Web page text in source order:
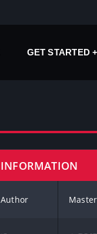
GET STARTED
INFORMATION
Author Master